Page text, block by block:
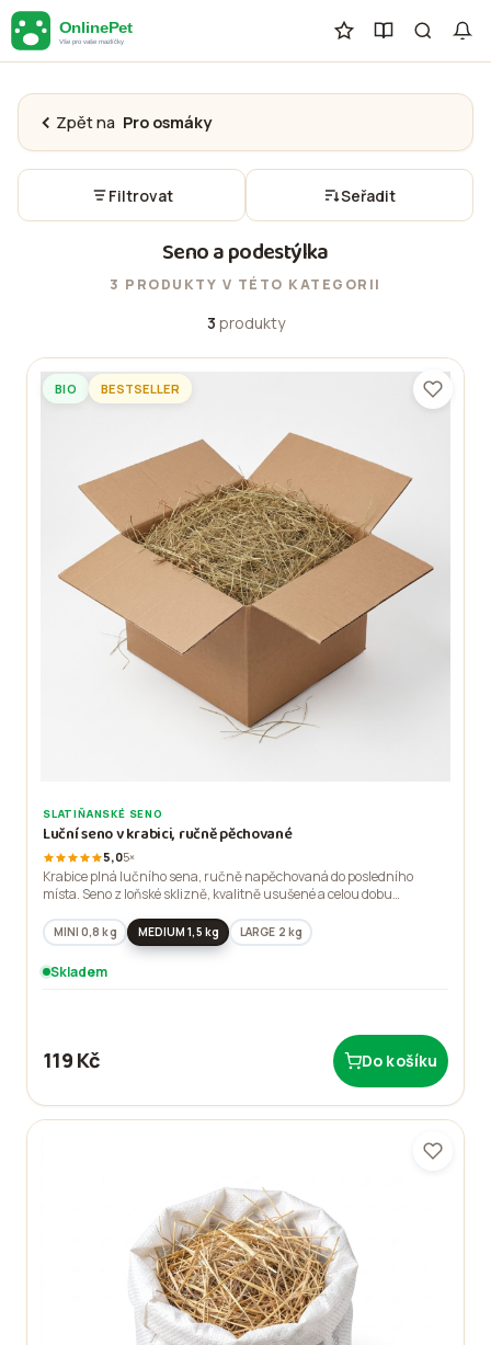
Zpět na Pro osmáky
Filtrovat Seřadit
Seno a podestýlka
3 PRODUKTY V TÉTO KATEGORII
3 produkty
BIO BESTSELLER
SLATIŇANSKÉ SENO
Luční seno v krabici, ručně pěchované
5,05×
Krabice plná lučního sena, ručně napěchovaná do posledního
místa. Seno z loňské sklizně, kvalitně usušené a celou dobu
MINI 0,8 kg MEDIUM 1,5 kg LARGE 2 kg
Skladem
119 Kč Do košíku